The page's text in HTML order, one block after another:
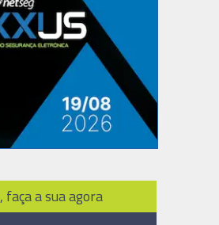
, faça a sua agora